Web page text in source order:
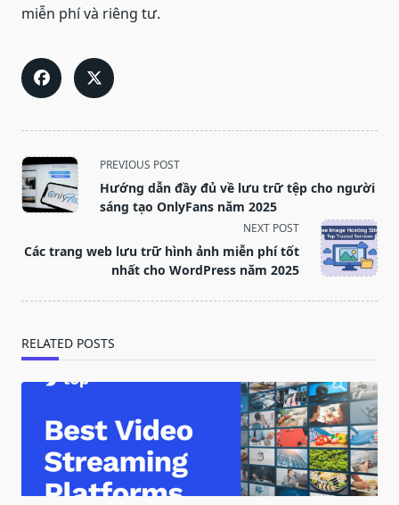
miễn phí và riêng tư.
<span
class="nav-
subtitle
reader-
text">Page</span>
PREVIOUS POST
Hướng dẫn đầy đủ về lưu trữ tệp cho người
sáng tạo OnlyFans năm 2025
NEXT POST
Các trang web lưu trữ hình ảnh miễn phí tốt
nhất cho WordPress năm 2025
RELATED POSTS